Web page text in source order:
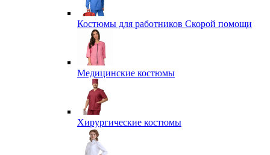
Костюмы для работников Скорой помощи
Медицинские костюмы
Хирургические костюмы